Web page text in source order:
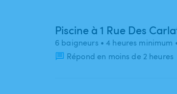
Piscine à 1 Rue Des
6 baigneurs • 4 heures minimum
Répond en moins de 2 heures